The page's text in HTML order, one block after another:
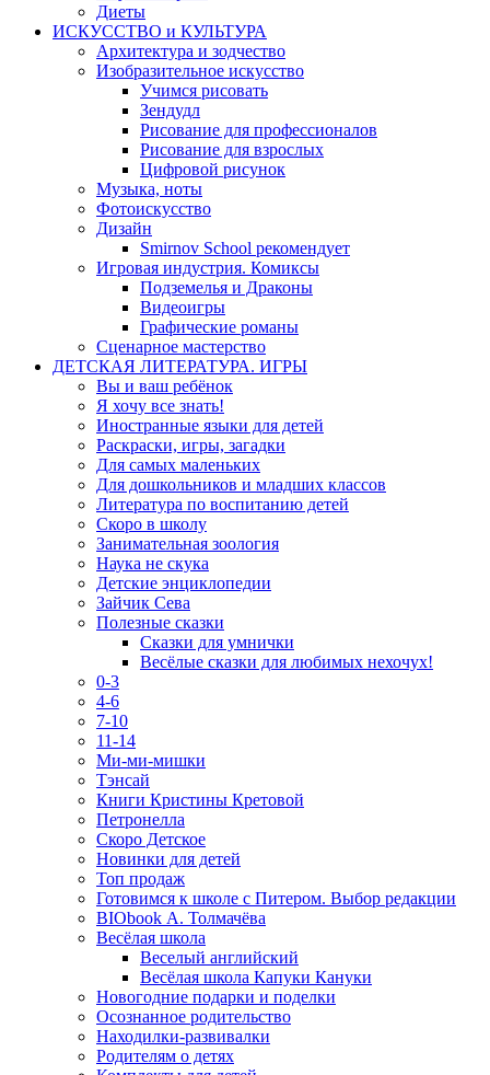
Диеты
ИСКУССТВО и КУЛЬТУРА
Архитектура и зодчество
Изобразительное искусство
Учимся рисовать
Зендудл
Рисование для профессионалов
Рисование для взрослых
Цифровой рисунок
Музыка, ноты
Фотоискусство
Дизайн
Smirnov School рекомендует
Игровая индустрия. Комиксы
Подземелья и Драконы
Видеоигры
Графические романы
Сценарное мастерство
ДЕТСКАЯ ЛИТЕРАТУРА. ИГРЫ
Вы и ваш ребёнок
Я хочу все знать!
Иностранные языки для детей
Раскраски, игры, загадки
Для самых маленьких
Для дошкольников и младших классов
Литература по воспитанию детей
Скоро в школу
Занимательная зоология
Наука не скука
Детские энциклопедии
Зайчик Сева
Полезные сказки
Сказки для умнички
Весёлые сказки для любимых нехочух!
0-3
4-6
7-10
11-14
Ми-ми-мишки
Тэнсай
Книги Кристины Кретовой
Петронелла
Скоро Детское
Новинки для детей
Топ продаж
Готовимся к школе с Питером. Выбор редакции
BIObook А. Толмачёва
Весёлая школа
Веселый английский
Весёлая школа Капуки Кануки
Новогодние подарки и поделки
Осознанное родительство
Находилки-развивалки
Родителям о детях